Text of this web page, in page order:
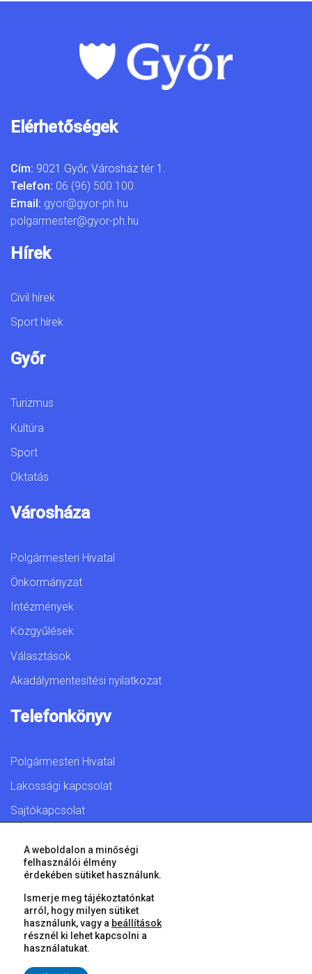
Elérhetőségek
Cím: 9021 Győr, Városház tér 1.
Telefon: 06 (96) 500 100
Email: gyor@gyor-ph.hu
polgarmester@gyor-ph.hu
Hírek
Civil hírek
Sport hírek
Győr
Turizmus
Kultúra
Sport
Oktatás
Városháza
Polgármesteri Hivatal
Önkormányzat
Intézmények
Közgyűlések
Választások
Akadálymentesítési nyilatkozat
Telefonkönyv
Polgármesteri Hivatal
Lakossági kapcsolat
Sajtókapcsolat
© 2026 Győr Megyei Jogú Város • Minden jog fenntartva!
A weboldalon a minőségi
felhasználói élmény
érdekében sütiket használunk.
Ismerje meg tájékoztatónkat
arról, hogy milyen sütiket
használunk, vagy a beállítások
résznél ki lehet kapcsolni a
használatukat.